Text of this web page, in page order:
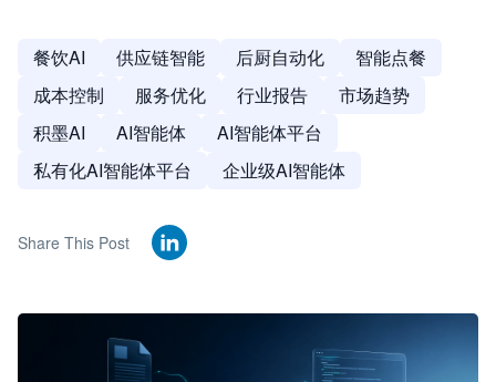
餐饮AI 供应链智能 后厨自动化
智能点餐
成本控制
服务优化 行业报告
市场趋势
积墨AI
AI智能体
AI智能体平台
私有化AI智能体平台
企业级AI智能体
Share This Post